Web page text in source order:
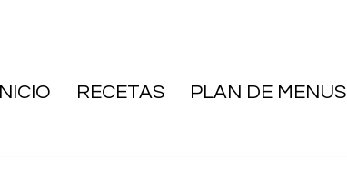
RECETAS PLAN DE MENUS